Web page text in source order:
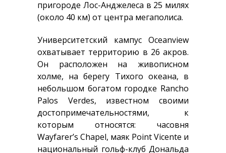
пригороде Лос-Анджелеса в 25 милях
(около 40 км) от центра мегаполиса.
Университетский кампус Oceanview
охватывает территорию в 26 акров.
Он расположен на живописном
холме, на берегу Тихого океана, в
небольшом богатом городке Rancho
Palos Verdes, известном своими
достопримечательностями, к
которым относятся: часовня
Wayfarer’s Chapel, маяк Point Vicente и
национальный гольф-клуб Дональда